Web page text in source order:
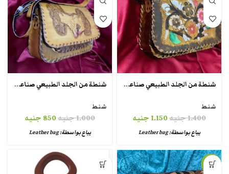
شنطة من الجلد الطبيعي صناعة يدوية
شنط
1.400جنيه1.150جنيه
يباع بواسطة:Leather bag
شنطة من الجلد الطبيعي صناعة يدوية
شنط
1.000جنيه850 جنيه
يباع بواسطة:Leather bag
-15%